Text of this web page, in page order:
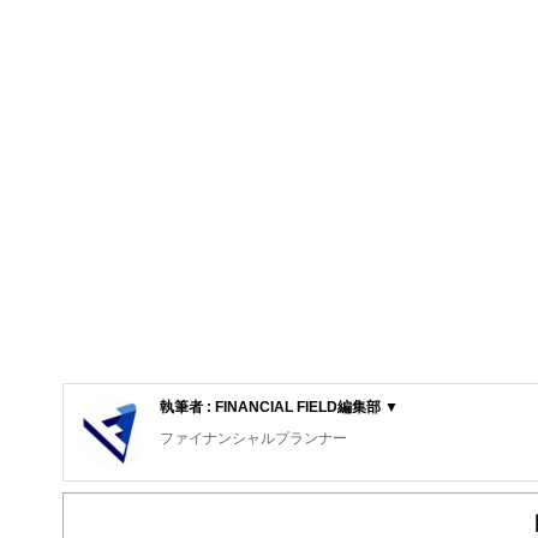
執筆者 : FINANCIAL FIELD編集部 ▼
ファイナンシャルプランナー
FinancialField編集部は、金融、経済に関する記事を、日